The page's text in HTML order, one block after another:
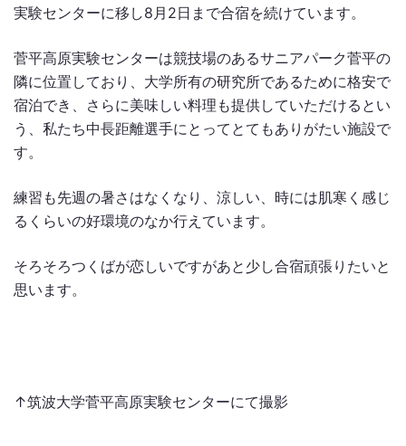
実験センターに移し8月2日まで合宿を続けています。
菅平高原実験センターは競技場のあるサニアパーク菅平の
隣に位置しており、大学所有の研究所であるために格安で
宿泊でき、さらに美味しい料理も提供していただけるとい
う、私たち中長距離選手にとってとてもありがたい施設で
す。
練習も先週の暑さはなくなり、涼しい、時には肌寒く感じ
るくらいの好環境のなか行えています。
そろそろつくばが恋しいですがあと少し合宿頑張りたいと
思います。
↑筑波大学菅平高原実験センターにて撮影